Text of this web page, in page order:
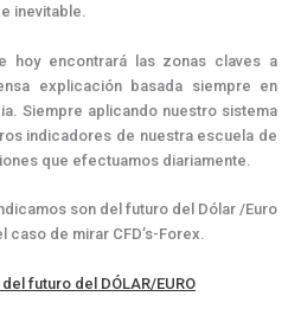
inevitable.
hoy encontrará las zonas claves a
explicación basada siempre en
Siempre aplicando nuestro sistema
indicadores de nuestra escuela de
que efectuamos diariamente.
son del futuro del Dólar /Euro
caso de mirar CFD’s-Forex.
futuro del DÓLAR/EURO